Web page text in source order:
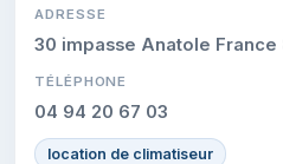
ADRESSE
30 impasse Anatole France
TÉLÉPHONE
04 94 20 67 03
location de climatiseur